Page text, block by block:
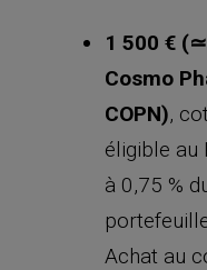
1 500 € (≃
Cosmo
COPN),
éligible au
à 0,75 %
Achat au